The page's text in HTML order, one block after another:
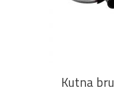
Kutna